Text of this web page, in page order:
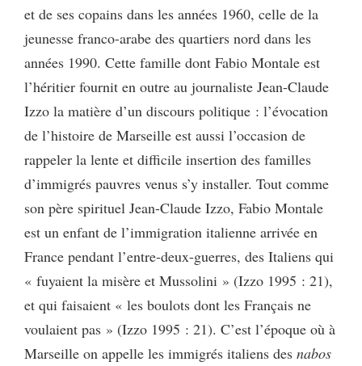
et de ses copains dans les années 1960, celle de la
jeunesse franco-arabe des quartiers nord dans les
années 1990. Cette famille dont Fabio Montale est
l’héritier fournit en outre au journaliste Jean-Claude
Izzo la matière d’un discours politique : l’évocation
de l’histoire de Marseille est aussi l’occasion de
rappeler la lente et difficile insertion des familles
d’immigrés pauvres venus s’y installer. Tout comme
son père spirituel Jean-Claude Izzo, Fabio Montale
est un enfant de l’immigration italienne arrivée en
France pendant l’entre-deux-guerres, des Italiens qui
« fuyaient la misère et Mussolini » (Izzo 1995 : 21),
et qui faisaient « les boulots dont les Français ne
voulaient pas » (Izzo 1995 : 21). C’est l’époque où à
Marseille on appelle les immigrés italiens des nabos